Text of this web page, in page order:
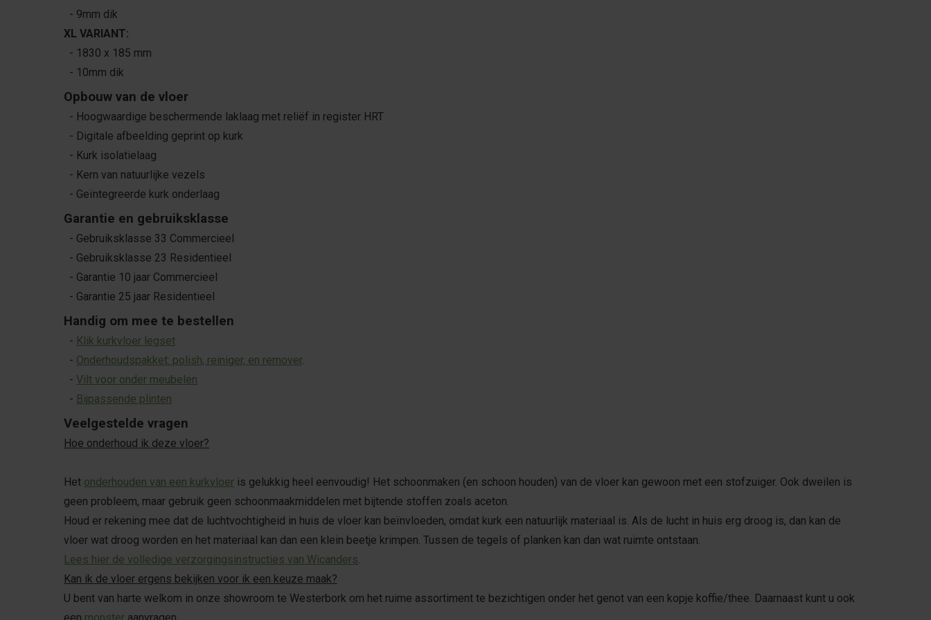
- 9mm dik
XL VARIANT:
- 1830 x 185 mm
- 10mm dik
Opbouw van de vloer
- Hoogwaardige beschermende laklaag met reliëf in register HRT
- Digitale afbeelding geprint op kurk
- Kurk isolatielaag
- Kern van natuurlijke vezels
- Geïntegreerde kurk onderlaag
Garantie en gebruiksklasse
- Gebruiksklasse 33 Commercieel
- Gebruiksklasse 23 Residentieel
- Garantie 10 jaar Commercieel
- Garantie 25 jaar Residentieel
Handig om mee te bestellen
- Klik kurkvloer legset
- Onderhoudspakket: polish, reiniger, en remover.
- Vilt voor onder meubelen
- Bijpassende plinten
Veelgestelde vragen
Hoe onderhoud ik deze vloer?
Het onderhouden van een kurkvloer is gelukkig heel eenvoudig! Het schoonmaken (en schoon houden) van de vloer kan gewoon met een stofzuiger. Ook dweilen is
geen probleem, maar gebruik geen schoonmaakmiddelen met bijtende stoffen zoals aceton.
Houd er rekening mee dat de luchtvochtigheid in huis de vloer kan beïnvloeden, omdat kurk een natuurlijk materiaal is. Als de lucht in huis erg droog is, dan kan de
vloer wat droog worden en het materiaal kan dan een klein beetje krimpen. Tussen de tegels of planken kan dan wat ruimte ontstaan.
Lees hier de volledige verzorgingsinstructies van Wicanders.
Kan ik de vloer ergens bekijken voor ik een keuze maak?
U bent van harte welkom in onze showroom te Westerbork om het ruime assortiment te bezichtigen onder het genot van een kopje koffie/thee. Daarnaast kunt u ook